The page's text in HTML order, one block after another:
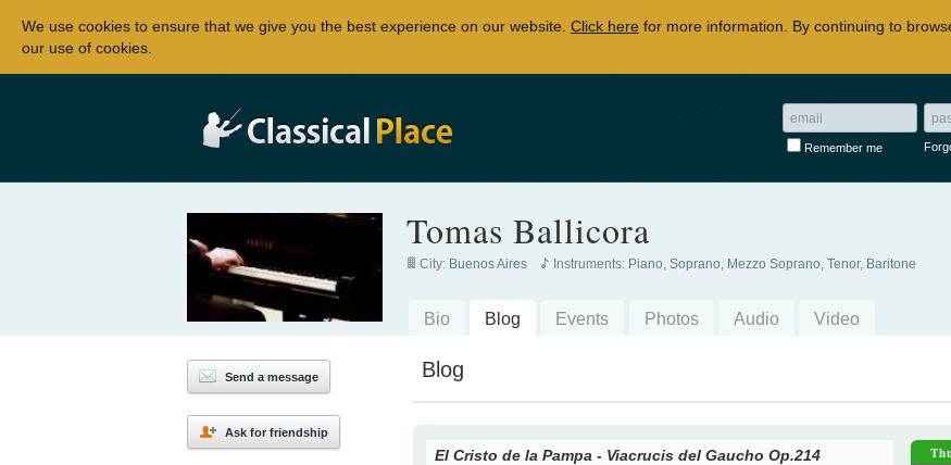
Remember me
Send a message
Ask for friendship
Tomas Ballicora
City: Buenos Aires Instruments: Piano, Soprano, Mezzo Soprano, Tenor, Baritone
Bio Blog Events Photos Audio Video
Blog
El Cristo de la Pampa - Viacrucis del Gaucho Op.214
We use cookies to ensure that we give you the best experience on our website. Click here for more information. By continuing to
our use of cookies.